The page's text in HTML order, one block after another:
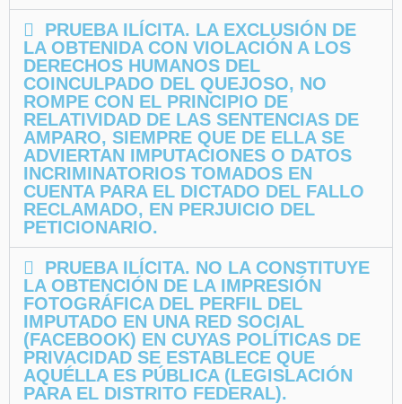
PRUEBA ILÍCITA. LA EXCLUSIÓN DE
LA OBTENIDA CON VIOLACIÓN A LOS
DERECHOS HUMANOS DEL
COINCULPADO DEL QUEJOSO, NO
ROMPE CON EL PRINCIPIO DE
RELATIVIDAD DE LAS SENTENCIAS DE
AMPARO, SIEMPRE QUE DE ELLA SE
ADVIERTAN IMPUTACIONES O DATOS
INCRIMINATORIOS TOMADOS EN
CUENTA PARA EL DICTADO DEL FALLO
RECLAMADO, EN PERJUICIO DEL
PETICIONARIO.
PRUEBA ILÍCITA. NO LA CONSTITUYE
LA OBTENCIÓN DE LA IMPRESIÓN
FOTOGRÁFICA DEL PERFIL DEL
IMPUTADO EN UNA RED SOCIAL
(FACEBOOK) EN CUYAS POLÍTICAS DE
PRIVACIDAD SE ESTABLECE QUE
AQUÉLLA ES PÚBLICA (LEGISLACIÓN
PARA EL DISTRITO FEDERAL).